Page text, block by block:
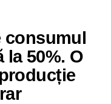
consumul
la 50%. O